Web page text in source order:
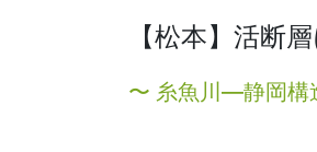
【松本】活断
〜 糸魚川―静岡構